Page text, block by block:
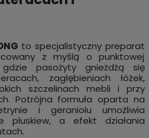
to specjalistyczny preparat
z myślą o punktowej
pasożyty gnieżdżą się
zagłębieniach łóżek,
szczelinach mebli i przy
Potrójna formuła oparta na
i geraniolu umożliwia
pluskiew, a efekt działania